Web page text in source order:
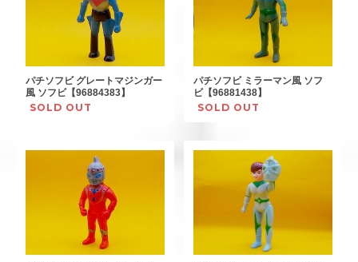
パチソフビ グレートマジンガー
風 ソフビ【96884383】
SOLD OUT
パチソフビ ミラーマン風 ソフ
ビ【96881438】
SOLD OUT